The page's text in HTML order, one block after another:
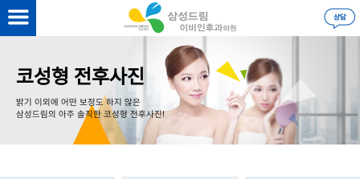
코성형 전후사진
밝기 이외에 어떤 보정도 하지 않은
삼성드림의 아주 솔직한 코성형 전후사진!
을 하시면더 자세한 정보